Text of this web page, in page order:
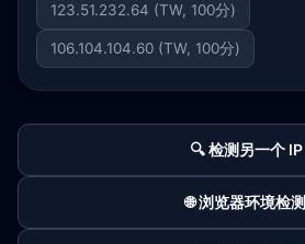
123.51.232.64 (TW, 100分)
106.104.104.60 (TW, 100分)
🔍 检测另一个 IP
🌐 浏览器环境检测